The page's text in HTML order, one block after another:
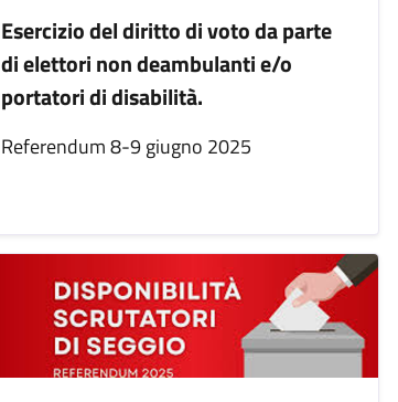
Esercizio del diritto di voto da parte
di elettori non deambulanti e/o
portatori di disabilità.
Referendum 8-9 giugno 2025